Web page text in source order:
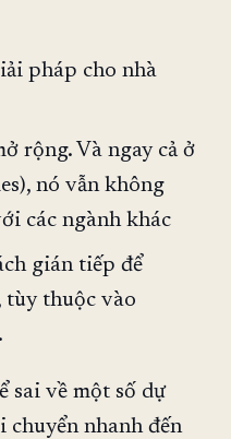
pháp cho nhà
rộng. Và ngay cả ở
nó vẫn không
các ngành khác
gián tiếp để
tùy thuộc vào
sai về một số dự
nhanh đến